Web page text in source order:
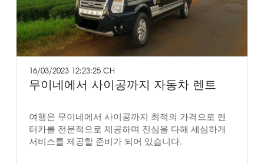
16/03/2023 12:23:25 CH
무이네에서 사이공까지 자동차 렌트
여행은 무이네에서 사이공까지 최적의 가격으로 렌
터카를 전문적으로 제공하며 진심을 다해 세심하게
서비스를 제공할 준비가 되어 있습니다.